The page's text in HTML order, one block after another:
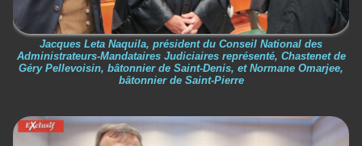
Jacques Leta Naquila, président du Conseil National des
Administrateurs-Mandataires Judiciaires représenté, Chastenet de
Géry Pellevoisin, bâtonnier de Saint-Denis, et Normane Omarjee,
bâtonnier de Saint-Pierre